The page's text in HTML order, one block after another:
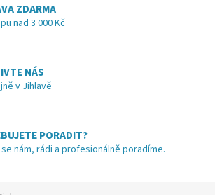
ZDARMA
nad 3 000 Kč
NÁS
v Jihlavě
PORADIT?
nám, rádi a profesionálně poradíme.